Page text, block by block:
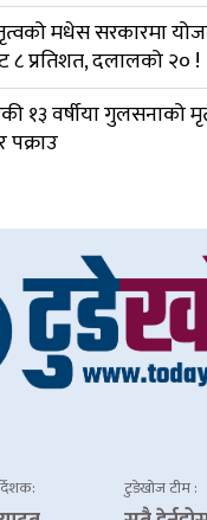
मधेस सरकारमा
८ प्रतिशत, दलालको २० !
१३ वर्षीया गुलसनाको
पक्राउ
टुडेखोज टीम :